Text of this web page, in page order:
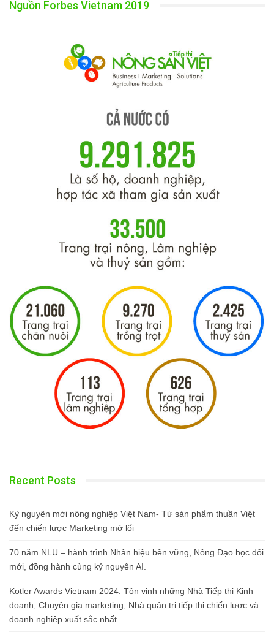
Nguồn Forbes Vietnam 2019
Recent Posts
Kỷ nguyên mới nông nghiệp Việt Nam- Từ sản phẩm thuần Việt
đến chiến lược Marketing mở lối
70 năm NLU – hành trình Nhân hiệu bền vững, Nông Đạo học đổi
mới, đồng hành cùng kỷ nguyên AI.
Kotler Awards Vietnam 2024: Tôn vinh những Nhà Tiếp thị Kinh
doanh, Chuyên gia marketing, Nhà quản trị tiếp thị chiến lược và
doanh nghiệp xuất sắc nhất.